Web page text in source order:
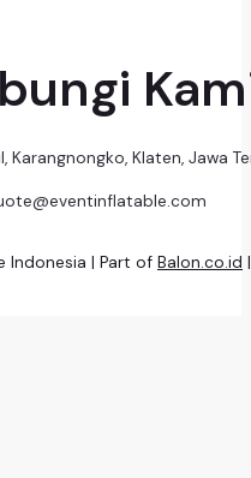
Karangnongko, Klaten, Jawa
| Part of Balon.co.id